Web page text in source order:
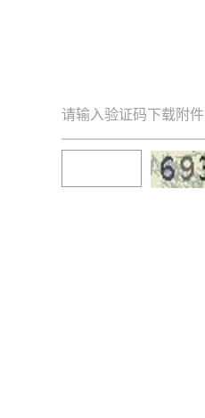
请输入验证码下载附件